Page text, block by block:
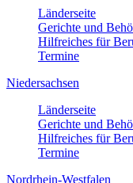
Länderseite
Gerichte und
Hilfreiches für
Termine
Niedersachsen
Länderseite
Gerichte und
Hilfreiches für
Termine
Nordrhein-Westfalen